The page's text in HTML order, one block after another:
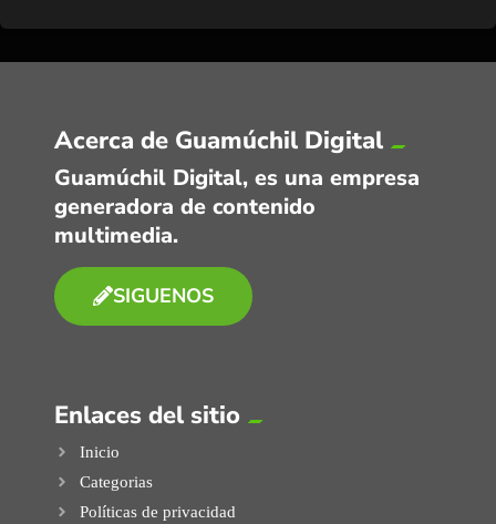
Acerca de Guamúchil Digital
Guamúchil Digital, es una empresa
generadora de contenido
multimedia.
SIGUENOS
Enlaces del sitio
Inicio
Categorias
Políticas de privacidad